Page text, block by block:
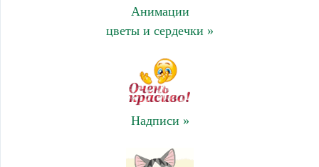
Анимации
цветы и сердечки »
Надписи »